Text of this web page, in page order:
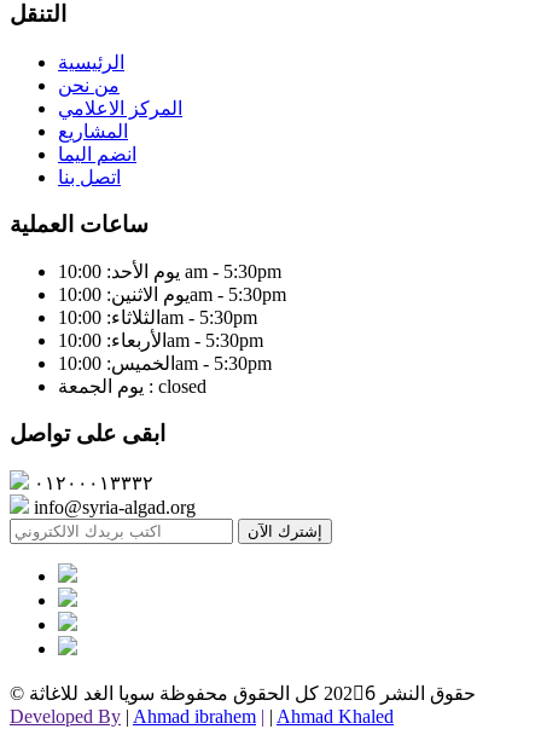
التنقل
الرئيسية
من نحن
المركز الاعلامي
المشاريع
انضم اليما
اتصل بنا
ساعات العملية
يوم الأحد: 10:00 am - 5:30pm
يوم الاثنين: 10:00am - 5:30pm
الثلاثاء: 10:00am - 5:30pm
الأربعاء: 10:00am - 5:30pm
الخميس: 10:00am - 5:30pm
يوم الجمعة : closed
ابقى على تواصل
٠١٢٠٠٠١٣٣٣٢
info@syria-algad.org
إشترك الآن
© حقوق النشر 2026ِ كل الحقوق محفوظة سويا الغد للاغاثة
Developed By | Ahmad ibrahem | | Ahmad Khaled